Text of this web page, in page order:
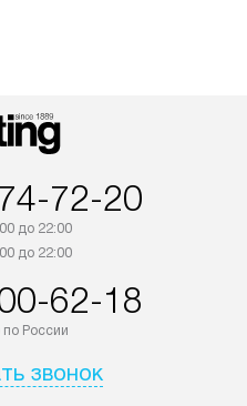
72-20
до 22:00
до 22:00
62-18
по России
звонок